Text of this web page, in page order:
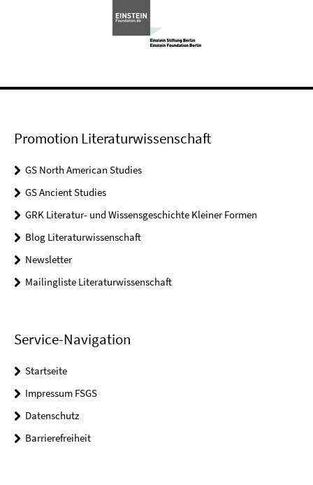
Promotion Literaturwissenschaft
GS North American Studies
GS Ancient Studies
GRK Literatur- und Wissensgeschichte Kleiner Formen
Blog Literaturwissenschaft
Newsletter
Mailingliste Literaturwissenschaft
Service-Navigation
Startseite
Impressum FSGS
Datenschutz
Barrierefreiheit